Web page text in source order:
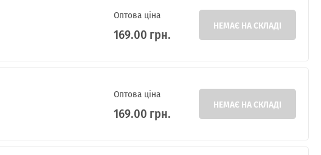
Оптова ціна
169.00 грн. НЕМАЄ НА СКЛАДІ
Оптова ціна
169.00 грн. НЕМАЄ НА СКЛАДІ